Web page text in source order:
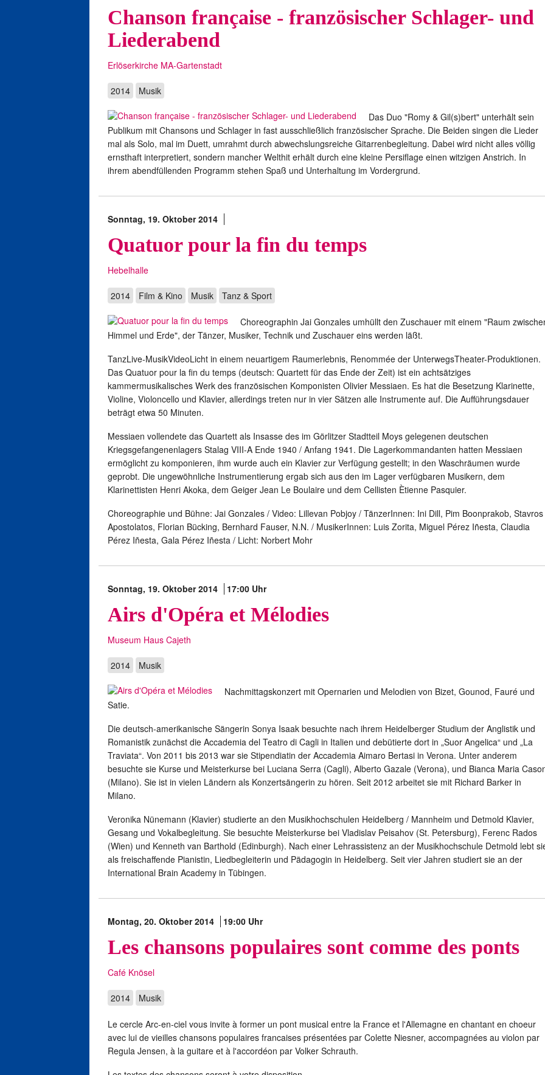
Chanson française - französischer Schlager- und
Liederabend
Erlöserkirche MA-Gartenstadt
2014 Musik
Das Duo "Romy & Gil(s)bert" unterhält sein
Publikum mit Chansons und Schlager in fast ausschließlich französischer Sprache. Die Beiden singen die Lieder
mal als Solo, mal im Duett, umrahmt durch abwechslungsreiche Gitarrenbegleitung. Dabei wird nicht alles völlig
ernsthaft interpretiert, sondern mancher Welthit erhält durch eine kleine Persiflage einen witzigen Anstrich. In
ihrem abendfüllenden Programm stehen Spaß und Unterhaltung im Vordergrund.
Sonntag, 19. Oktober 2014
Quatuor pour la fin du temps
Hebelhalle
2014 Film & Kino Musik Tanz & Sport
Choreographin Jai Gonzales umhüllt den Zuschauer mit einem "Raum
Himmel und Erde", der Tänzer, Musiker, Technik und Zuschauer eins werden läßt.
TanzLive-MusikVideoLicht in einem neuartigem Raumerlebnis, Renommée der UnterwegsTheater-Produktionen.
Das Quatuor pour la fin du temps (deutsch: Quartett für das Ende der Zeit) ist ein achtsätziges
kammermusikalisches Werk des französischen Komponisten Olivier Messiaen. Es hat die Besetzung Klarinette,
Violine, Violoncello und Klavier, allerdings treten nur in vier Sätzen alle Instrumente auf. Die Aufführungsdauer
beträgt etwa 50 Minuten.
Messiaen vollendete das Quartett als Insasse des im Görlitzer Stadtteil Moys gelegenen deutschen
Kriegsgefangenenlagers Stalag VIII-A Ende 1940 / Anfang 1941. Die Lagerkommandanten hatten Messiaen
ermöglicht zu komponieren, ihm wurde auch ein Klavier zur Verfügung gestellt; in den Waschräumen wurde
geprobt. Die ungewöhnliche Instrumentierung ergab sich aus den im Lager verfügbaren Musikern, dem
Klarinettisten Henri Akoka, dem Geiger Jean Le Boulaire und dem Cellisten Ètienne Pasquier.
Choreographie und Bühne: Jai Gonzales / Video: Lillevan Pobjoy / TänzerInnen: Ini Dill, Pim Boonprakob, Stavros
Apostolatos, Florian Bücking, Bernhard Fauser, N.N. / MusikerInnen: Luis Zorita, Miguel Pérez Iñesta, Claudia
Pérez Iñesta, Gala Pérez Iñesta / Licht: Norbert Mohr
Sonntag, 19. Oktober 2014 17:00 Uhr
Airs d'Opéra et Mélodies
Museum Haus Cajeth
2014 Musik
Nachmittagskonzert mit Opernarien und Melodien von Bizet, Gounod, Fauré und
Satie.
Die deutsch-amerikanische Sängerin Sonya Isaak besuchte nach ihrem Heidelberger Studium der Anglistik und
Romanistik zunächst die Accademia del Teatro di Cagli in Italien und debütierte dort in „Suor Angelica“ und „La
Traviata“. Von 2011 bis 2013 war sie Stipendiatin der Accademia Aimaro Bertasi in Verona. Unter anderem
besuchte sie Kurse und Meisterkurse bei Luciana Serra (Cagli), Alberto Gazale (Verona), und Bianca Maria
(Milano). Sie ist in vielen Ländern als Konzertsängerin zu hören. Seit 2012 arbeitet sie mit Richard Barker in
Milano.
Veronika Nünemann (Klavier) studierte an den Musikhochschulen Heidelberg / Mannheim und Detmold Klavier,
Gesang und Vokalbegleitung. Sie besuchte Meisterkurse bei Vladislav Peisahov (St. Petersburg), Ferenc Rados
(Wien) und Kenneth van Barthold (Edinburgh). Nach einer Lehrassistenz an der Musikhochschule Detmold lebt
als freischaffende Pianistin, Liedbegleiterin und Pädagogin in Heidelberg. Seit vier Jahren studiert sie an der
International Brain Academy in Tübingen.
Montag, 20. Oktober 2014 19:00 Uhr
Les chansons populaires sont comme des ponts
Café Knösel
2014 Musik
Le cercle Arc-en-ciel vous invite à former un pont musical entre la France et l'Allemagne en chantant en choeur
avec lui de vieilles chansons populaires francaises présentées par Colette Niesner, accompagnées au violon par
Regula Jensen, à la guitare et à l'accordéon par Volker Schrauth.